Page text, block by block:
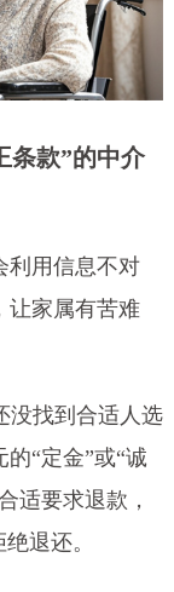
条款”的中介
利用信息不对
让家属有苦难
没找到合适人选
“定金”或“诚
适要求退款，
退还。